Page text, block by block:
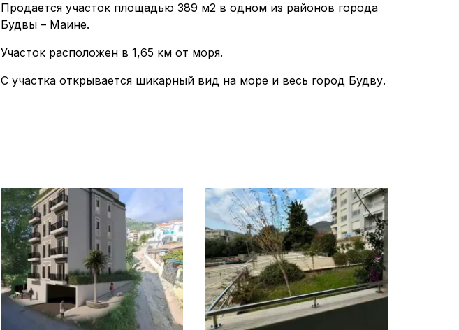
Продается участок площадью 389 м2 в одном из районов города
Будвы – Маине.
Участок расположен в 1,65 км от моря.
С участка открывается шикарный вид на море и весь город Будву.